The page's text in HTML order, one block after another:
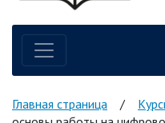
Навигация
Главная страница /